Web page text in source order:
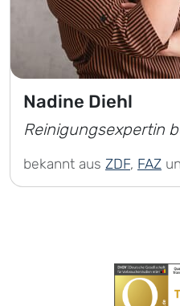
Nadine Diehl
Reinigungsexpertin
bekannt aus ZDF, FAZ